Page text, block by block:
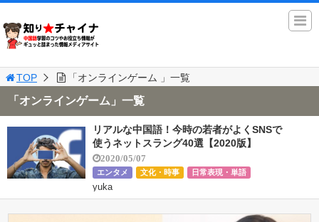
TOP 「オンラインゲーム 」一覧
「オンラインゲーム」一覧
リアルな中国語！今時の若者がよくSNSで
使うネットスラング40選【2020版】
2020/05/07
エンタメ 文化・時事 日常表現・単語
yuka